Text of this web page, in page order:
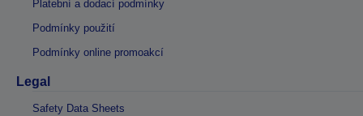
Platební a dodací podmínky
Podmínky použití
Podmínky online promoakcí
Legal
Safety Data Sheets